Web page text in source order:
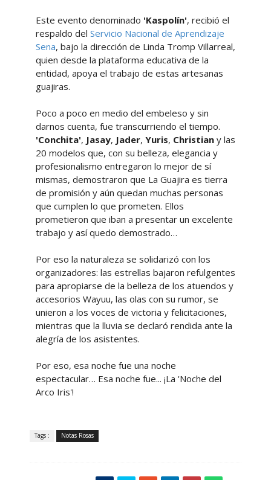
Este evento denominado 'Kaspolín', recibió el
respaldo del Servicio Nacional de Aprendizaje
Sena, bajo la dirección de Linda Tromp Villarreal,
quien desde la plataforma educativa de la
entidad, apoya el trabajo de estas artesanas
guajiras.
Poco a poco en medio del embeleso y sin
darnos cuenta, fue transcurriendo el tiempo.
'Conchita', Jasay, Jader, Yuris, Christiany las
20 modelos que, con su belleza, elegancia y
profesionalismo entregaron lo mejor de sí
mismas, demostraron que La Guajira es tierra
de promisión y aún quedan muchas personas
que cumplen lo que prometen. Ellos
prometieron que iban a presentar un excelente
trabajo y así quedo demostrado…
Por eso la naturaleza se solidarizó con los
organizadores: las estrellas bajaron refulgentes
para apropiarse de la belleza de los atuendos y
accesorios Wayuu, las olas con su rumor, se
unieron a los voces de victoria y felicitaciones,
mientras que la lluvia se declaró rendida ante la
alegría de los asistentes.
Por eso, esa noche fue una noche
espectacular… Esa noche fue... ¡La 'Noche del
Arco Iris'!
Tags : Notas Rosas